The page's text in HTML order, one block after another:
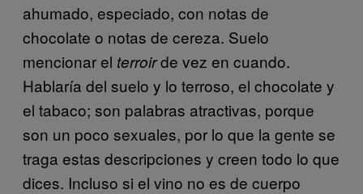
ahumado, especiado, con notas de
chocolate o notas de cereza. Suelo
mencionar el terroirde vez en cuando.
Hablaría del suelo y lo terroso, el chocolate y
el tabaco; son palabras atractivas, porque
son un poco sexuales, por lo que la gente se
traga estas descripciones y creen todo lo que
dices. Incluso si el vino no es de cuerpo